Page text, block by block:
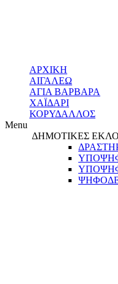
ΑΡΧΙΚΗ
ΑΙΓΑΛΕΩ
ΑΓΙΑ ΒΑΡΒΑΡΑ
ΧΑΪΔΑΡΙ
ΚΟΡΥΔΑΛΛΟΣ
Menu
ΔΗΜΟΤΙΚΕΣ